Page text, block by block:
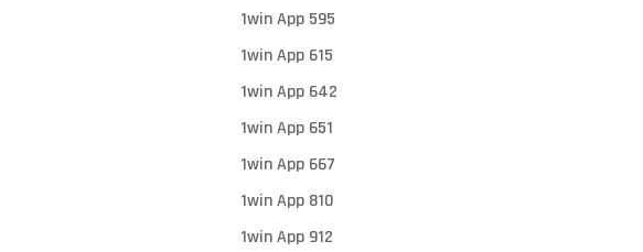
1win App 595
1win App 615
1win App 642
1win App 651
1win App 667
1win App 810
1win App 912